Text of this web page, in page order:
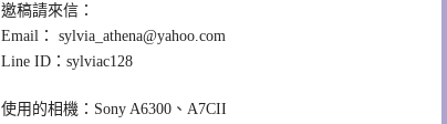
邀稿請來信：
Email：
sylvia_athena@yahoo.com
Line ID：sylviac128
使用的相機：Sony A6300、A7CII